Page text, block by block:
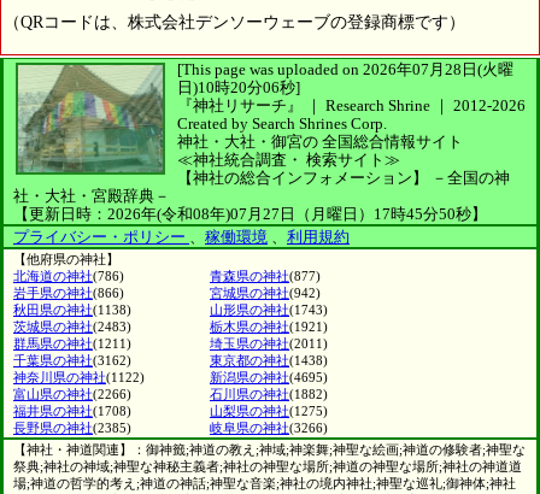
（QRコードは、株式会社デンソーウェーブの登録商標です）
[This page was uploaded on 2026年07月28日(火曜
日)10時20分06秒]
『神社リサーチ』 ｜ Research Shrine ｜ 2012-2026
Created by Search Shrines Corp.
神社・大社・御宮の 全国総合情報サイト
≪神社統合調査・ 検索サイト≫
【神社の総合インフォメーション】
－全国の神
社・大社・宮殿辞典－
【更新日時：2026年(令和08年)07月27日（月曜日）17時45分50秒】
プライバシー・ポリシー
稼働環境 利用規約
【他府県の神社】
北海道の神社(786) 青森県の神社(877)
岩手県の神社(866) 宮城県の神社(942)
秋田県の神社(1138) 山形県の神社(1743)
茨城県の神社(2483) 栃木県の神社(1921)
群馬県の神社(1211) 埼玉県の神社(2011)
千葉県の神社(3162) 東京都の神社(1438)
神奈川県の神社(1122) 新潟県の神社(4695)
富山県の神社(2266) 石川県の神社(1882)
福井県の神社(1708) 山梨県の神社(1275)
長野県の神社(2385) 岐阜県の神社(3266)
【神社・神道関連】：御神籤;神道の教え;神域;神楽舞;神聖な絵画;神道の修験者;神聖な
祭典;神社の神域;神聖な神秘主義者;神社の神聖な場所;神道の神聖な場所;神社の神道道
場;神道の哲学的考え;神道の神話;神聖な音楽;神社の境内神社;神聖な巡礼;御神体;神社